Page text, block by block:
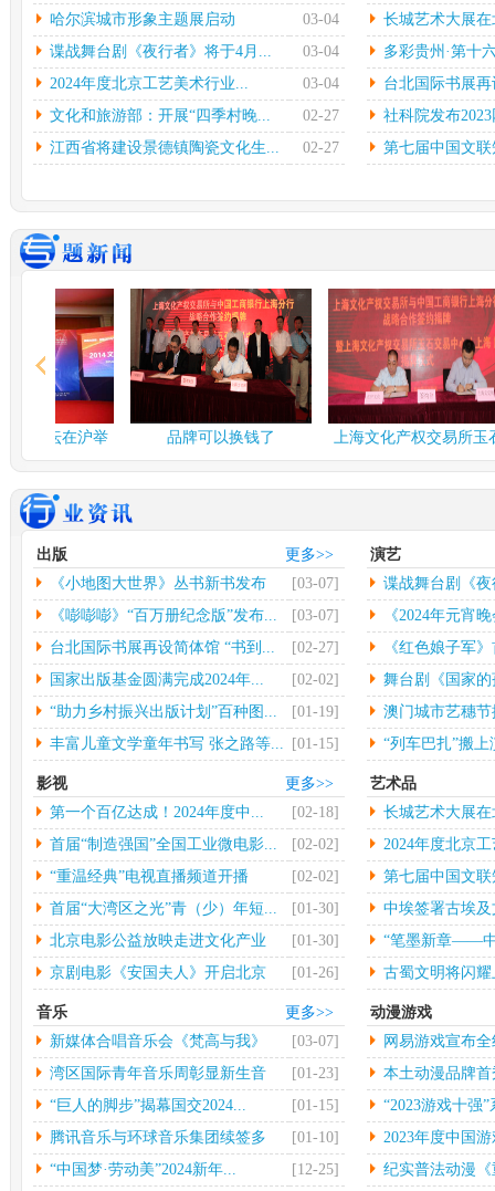
中新网上海3月6日电在指
挥彼得•迪克斯特拉的率领
下...[详情]
本
陈
中
哈尔滨城市形象主题展...
光明日报北京2月27日电
（记者鲁元珍、张斐晔）2
7... [详情]
长
中
莹
[
由北京反掌娱乐文化有限
中
2024年度北京工艺...
中新网北京3月3日电(记者
应妮)从“冰墩墩”到“兔...
[详
情]
台
中
32
[
文化和旅游部：开展“...
人民网北京2月26日电（记
社
中
本报南昌2月26日电（记者
朱磊）记者从江西省景德
镇...[详情]
光
（
文
哈尔滨城市形象主题展启动
03-04
长城艺术大展
谍战舞台剧《夜行者》将于4月...
03-04
多彩贵州·第十
2024年度北京工艺美术行业...
03-04
台北国际书展
文化和旅游部：开展“四季村晚...
02-27
社科院发布
江西省将建设景德镇陶瓷文化生...
02-27 第七届中国文
坛在沪举 品牌可以换钱了
上海文化产权交易所玉石
交易中...
更多>>
出版
《小地图大世界》丛书新书发布
会...
[03-07]
《嘭嘭嘭》“百万册纪念版”发布...
[03-07]
台北国际书展再设简体馆 “书到...
[02-27]
国家出版基金圆满完成2024年...
[02-02]
“助力乡村振兴出版计划”百种图...
[01-19]
丰富儿童文学童年书写 张之路等...
[01-15]
演艺
谍战舞台剧《
《2024年元宵
《红色娘子军
舞台剧《国家
大...
澳门城市艺穗
“列车巴扎”搬上
更多>>
影视
第一个百亿达成！2024年度中...
[02-18]
首届“制造强国”全国工业微电影...
[02-02]
“重温经典”电视直播频道开播
[02-02]
首届“大湾区之光”青（少）年短...
[01-30]
北京电影公益放映走进文化产业
园...
[01-30]
京剧电影《安国夫人》开启北京
长...
[01-26]
艺术品
长城艺术大展
行
2024年度北京
第七届中国文
术...
中埃签署古埃
物...
“笔墨新章——
古蜀文明将闪
更多>>
音乐
新媒体合唱音乐会《梵高与我》
中...
[03-07]
湾区国际青年音乐周彰显新生音
乐...
[01-23]
“巨人的脚步”揭幕国交2024...
[01-15]
腾讯音乐与环球音乐集团续签多
年...
[01-10]
“中国梦·劳动美”2024新年...
[12-25]
动漫游戏
网易游戏宣布
年...
本土动漫品牌
“2023游戏十强
2023年度中国
纪实普法动漫